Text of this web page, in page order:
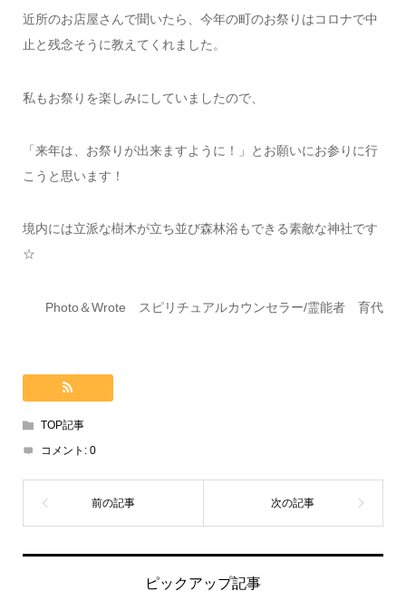
近所のお店屋さんで聞いたら、今年の町のお祭りはコロナで中
止と残念そうに教えてくれました。
私もお祭りを楽しみにしていましたので、
「来年は、お祭りが出来ますように！」とお願いにお参りに行
こうと思います！
境内には立派な樹木が立ち並び森林浴もできる素敵な神社です
☆
Photo＆Wrote スピリチュアルカウンセラー/霊能者 育代
TOP記事
コメント: 0
ピックアップ記事